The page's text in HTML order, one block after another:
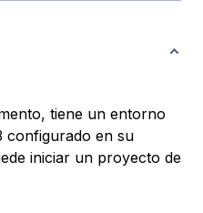
tiene un entorno
configurado en su
iniciar un proyecto de